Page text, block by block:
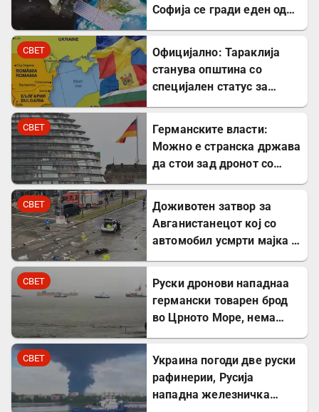
Софија се гради еден од
СВЕТ
Официјално: Тараклија
станува општина со
специјален статус за
СВЕТ
Германските власти:
Можно е странска држава
да стои зад дронот со
СВЕТ
Доживотен затвор за
Авганистанецот кој со
автомобил усмрти мајка и
СВЕТ
Руски дронови нападнаа
германски товарен брод
во Црното Море, нема
СВЕТ
Украина погоди две руски
рафинерии, Русија
нападна железничка